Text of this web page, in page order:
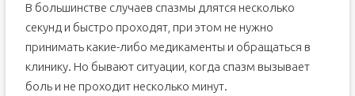
В большинстве случаев спазмы длятся несколько
секунд и быстро проходят, при этом не нужно
принимать какие-либо медикаменты и обращаться в
клинику. Но бывают ситуации, когда спазм вызывает
боль и не проходит несколько минут.